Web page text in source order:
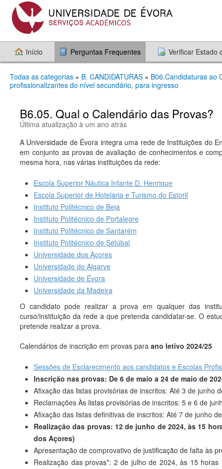
Início Perguntas Frequentes Verificar Estado
Todas as categorias » B. CANDIDATURAS » B06.Candidaturas ao
profissionalizantes do nível secundário, para ingresso
B6.05. Qual o Calendário das Provas?
Última atualização à um ano atrás
A Universidade de Évora integra uma rede de Instituições do
em conjunto as provas de avaliação de conhecimentos e
mesma hora, nas várias instituições da rede:
Escola Superior Náutica Infante D. Henrique
Escola Superior de Hotelaria e Turismo do Estoril
Instituto Politécnico de Beja
Instituto Politécnico de Portalegre
Instituto Politécnico de Santarém
Instituto Politécnico de Setúbal
Universidade dos Açores
Universidade do Algarve
Universidade de Évora
Universidade da Madeira
O candidato pode realizar a prova em qualquer das
curso/instituição da rede a que pretenda candidatar-se. O
pretende realizar a prova.
Calendários de inscrição em provas para ano letivo 2024/25
Sessões de Esclarecimento aos candidatos e Escolas
Inscrição nas provas: De 6 de maio a 24 de maio de
Afixação das listas provisórias de inscritos: Até 3 de junho
Reclamações Às listas provisórias de inscritos: 5 e 6 de
Afixação das listas definitivas de inscritos: Até 7 de junho
Realização das provas: 12 de junho de 2024, às 15
dos Açores)
Apresentação de comprovativo de justificação de falta às
Realização das provas*: 2 de julho de 2024, às 15